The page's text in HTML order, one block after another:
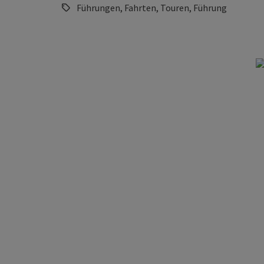
Führungen, Fahrten, Touren, Führung